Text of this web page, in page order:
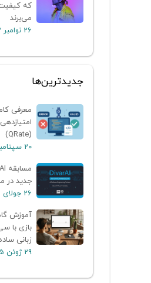
که
می‌برند
26 نوامبر 2023
جدیدترین‌ها
معرفی
(QRate)
20 سپتامبر 2025
جدید در
26 جولای 2025
آموزش
بازی با
زبانی
29 ژوئن 2025